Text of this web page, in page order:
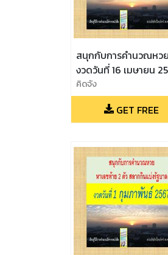
สนุกกับการคำนวณหวย
งวดวันที่ 16 เมษายน
คิดจัง
GET FREE